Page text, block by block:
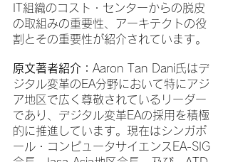
IT組織のコスト・センターからの脱皮
の取組みの重要性、アーキテクトの役
割とその重要性が紹介されています。
原文著者紹介： Aaron Tan Dani氏はデ
ジタル変革のEA分野において特にアジ
ア地区で広く尊敬されているリーダー
であり、デジタル変革EAの採用を積極
的に推進しています。現在はシンガポ
ール・コンピュータサイエンスEA-SIG